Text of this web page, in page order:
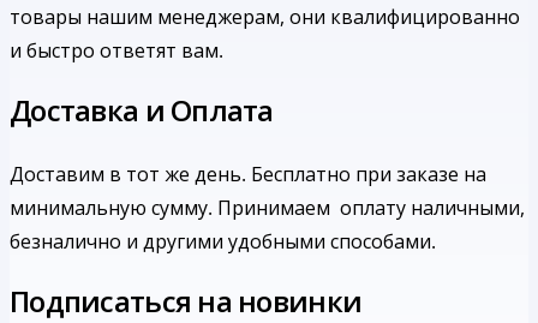
товары нашим менеджерам, они квалифицированно
и быстро ответят вам.
Доставка и Оплата
Доставим в тот же день. Бесплатно при заказе на
минимальную сумму. Принимаем оплату наличными,
безналично и другими удобными способами.
Подписаться на новинки